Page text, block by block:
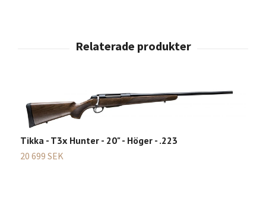
Tikka - T3x Hunter - 20" - Höger - .223
20 699 SEK